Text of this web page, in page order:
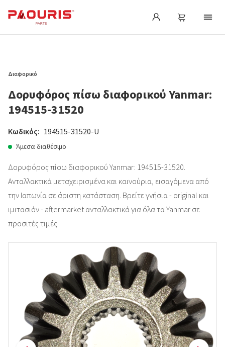
Διαφορικό
Δορυφόρος πίσω διαφορικού Yanmar:
194515-31520
Κωδικός: 194515-31520-U
Άμεσα διαθέσιμο
Δορυφόρος πίσω διαφορικού Yanmar: 194515-31520.
Ανταλλακτικά μεταχειρισμένα και καινούρια, εισαγόμενα από
την Ιαπωνία σε άριστη κατάσταση. Βρείτε γνήσια - original και
ιμιτασιόν - aftermarket ανταλλακτικά για όλα τα Yanmar σε
προσιτές τιμές.